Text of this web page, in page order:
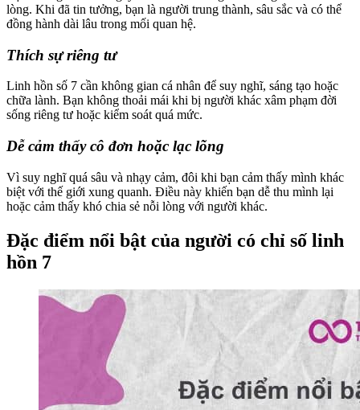
lòng. Khi đã tin tưởng, bạn là người trung thành, sâu sắc và có thể
đồng hành dài lâu trong mối quan hệ.
Thích sự riêng tư
Linh hồn số 7 cần không gian cá nhân để suy nghĩ, sáng tạo hoặc
chữa lành. Bạn không thoải mái khi bị người khác xâm phạm đời
sống riêng tư hoặc kiểm soát quá mức.
Dễ cảm thấy cô đơn hoặc lạc lõng
Vì suy nghĩ quá sâu và nhạy cảm, đôi khi bạn cảm thấy mình khác
biệt với thế giới xung quanh. Điều này khiến bạn dễ thu mình lại
hoặc cảm thấy khó chia sẻ nỗi lòng với người khác.
Đặc điểm nổi bật của người có chỉ số linh
hồn 7